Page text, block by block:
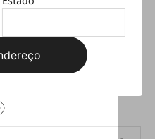
Alicia In Fúcsia PJ11427IN